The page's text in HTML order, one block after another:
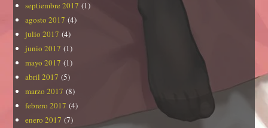
septiembre 2017 (1)
agosto 2017 (4)
julio 2017 (4)
junio 2017 (1)
mayo 2017 (1)
abril 2017 (5)
marzo 2017 (8)
febrero 2017 (4)
enero 2017 (7)